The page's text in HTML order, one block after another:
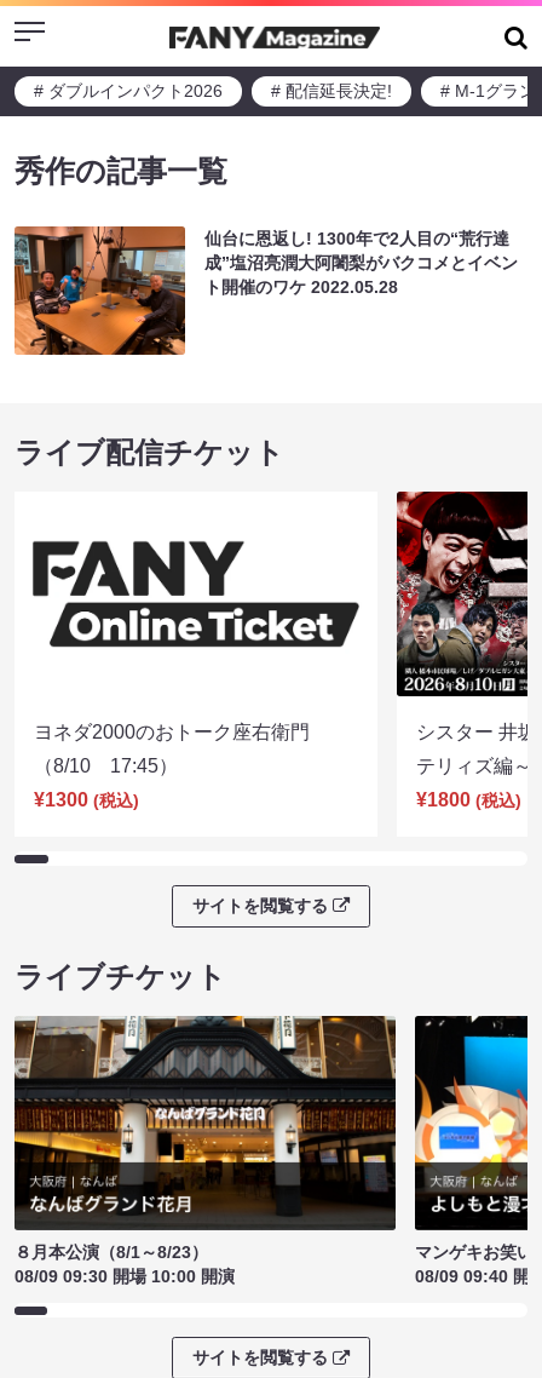
Menu
# ダブルインパクト2026 # 配信延長決定! # M-1グラン
秀作の記事一覧
仙台に恩返し! 1300年で2人目の“荒行達
成”塩沼亮潤大阿闍梨がバクコメとイベン
ト開催のワケ2022.05.28
ライブ配信チケット
ヨネダ2000のおトーク座右衛門
（8/10 17:45）
¥1300 (税込)
シスター 井
テリィズ編
¥1800 (税込)
サイトを閲覧する
ライブチケット
８月本公演（8/1～8/23）
08/09 09:30 開場 10:00 開演
マンゲキお笑い
08/09 09:40 開
サイトを閲覧する